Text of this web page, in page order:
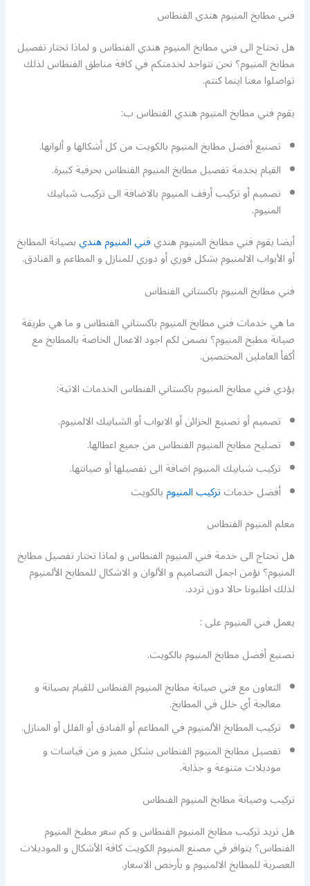
فني مطابخ المنيوم هندي الفنطاس
هل تحتاج الى فني مطابخ المنيوم هندي الفنطاس و لماذا تختار تفصيل
مطابخ المنيوم؟ نحن نتواجد لخدمتكم في كافة مناطق الفنطاس لذلك
تواصلوا معنا اينما كنتم.
يقوم فني مطابخ المنيوم هندي الفنطاس ب:
تصنيع أفضل مطابخ المنيوم بالكويت من كل أشكالها و ألوانها.
القيام بخدمة تفصيل مطابخ المنيوم الفنطاس بحرفية كبيرة.
تصميم أو تركيب أرفف المنيوم بالاضافة الى تركيب شبابيك
المنيوم.
أيضا يقوم فني مطابخ المنيوم هنديفني المنيوم هنديبصيانة المطابخ
أو الأبواب الالمنيوم بشكل فوري أو دوري للمنازل و المطاعم و الفنادق.
فني مطابخ المنيوم باكستاني الفنطاس
ما هي خدمات فني مطابخ المنيوم باكستاني الفنطاس و ما هي طريقة
صيانة مطبخ المنيوم؟ نضمن لكم اجود الاعمال الخاصة بالمطابخ مع
أكفأ العاملين المختصين.
يؤدي فني مطابخ المنيوم باكستاني الفنطاس الخدمات الاتية:
تصميم أو تصنيع الخزائن أو الابواب أو الشبابيك الالمنيوم.
تصليح مطابخ المنيوم الفنطاس من جميع اعطالها.
تركيب شبابيك المنيوم اضافة الى تفصيلها أو صيانتها.
أفضل خدماتتركيب المنيومبالكويت
معلم المنيوم الفنطاس
هل تحتاج الى خدمة فني المنيوم الفنطاس و لماذا تختار تفصيل مطابخ
المنيوم؟ نؤمن اجمل التصاميم و الألوان و الاشكال للمطابخ الألمنيوم
لذلك اطلبونا حالا دون تردد.
يعمل فني المنيوم على :
تصنيع أفضل مطابخ المنيوم بالكويت.
التعاون مع فني صيانة مطابخ المنيوم الفنطاس للقيام بصيانة و
معالجة أي خلل في المطابخ.
تركيب المطابخ الألمنيوم في المطاعم أو الفنادق أو الفلل أو المنازل.
تفصيل مطابخ المنيوم الفنطاس بشكل مميز و من قياسات و
موديلات متنوعة و جذابة.
تركيب وصيانة مطابخ المنيوم الفنطاس
هل تريد تركيب مطابخ المنيوم الفنطاس و كم سعر مطبخ المنيوم
الفنطاس؟ يتوافر في مصنع المنيوم الكويت كافة الأشكال و الموديلات
العصرية للمطابخ الالمنيوم و بأرخص الاسعار.